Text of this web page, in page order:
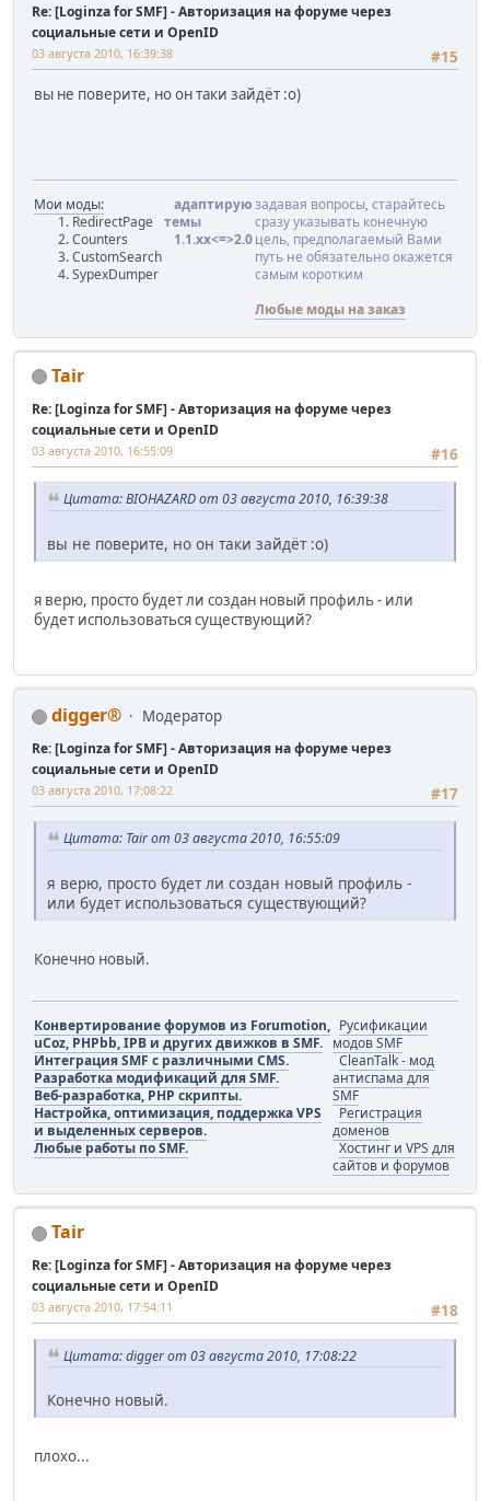
Re: [Loginza for SMF] - Авторизация на форуме через
социальные сети и OpenID
#15
03 августа 2010, 16:39:38
вы не поверите, но он таки зайдёт :о)
Мои моды:
RedirectPage
Counters
CustomSearch
SypexDumper
адаптирую
темы
1.1.хx<=>2.0
задавая вопросы, старайтесь
сразу указывать конечную
цель, предполагаемый Вами
путь не обязательно окажется
самым коротким
Любые моды на заказ
Tair
Re: [Loginza for SMF] - Авторизация на форуме через
социальные сети и OpenID
#16
03 августа 2010, 16:55:09
Цитата: BIOHAZARD от 03 августа 2010, 16:39:38
вы не поверите, но он таки зайдёт :о)
я верю, просто будет ли создан новый профиль - или
будет использоваться существующий?
digger® Модератор
Re: [Loginza for SMF] - Авторизация на форуме через
социальные сети и OpenID
#17
03 августа 2010, 17:08:22
Цитата: Tair от 03 августа 2010, 16:55:09
я верю, просто будет ли создан новый профиль -
или будет использоваться существующий?
Конечно новый.
Конвертирование форумов из Forumotion,
uCoz, PHPbb, IPB и других движков в SMF.
Интеграция SMF с различными CMS.
Разработка модификаций для SMF.
Веб-разработка, PHP скрипты.
Настройка, оптимизация, поддержка VPS
и выделенных серверов.
Любые работы по SMF.
Русификации
модов SMF
CleanTalk - мод
антиспама для
SMF
Регистрация
доменов
Хостинг и VPS для
сайтов и форумов
Tair
Re: [Loginza for SMF] - Авторизация на форуме через
социальные сети и OpenID
#18
03 августа 2010, 17:54:11
Цитата: digger от 03 августа 2010, 17:08:22
Конечно новый.
плохо...